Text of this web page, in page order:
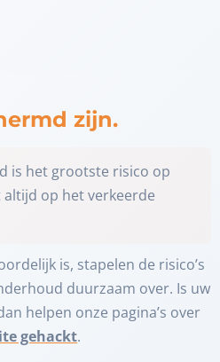
zijn.
is het grootste risico op
altijd op het verkeerde
is, stapelen de risico’s
duurzaam over. Is uw
helpen onze pagina’s over
gehackt.